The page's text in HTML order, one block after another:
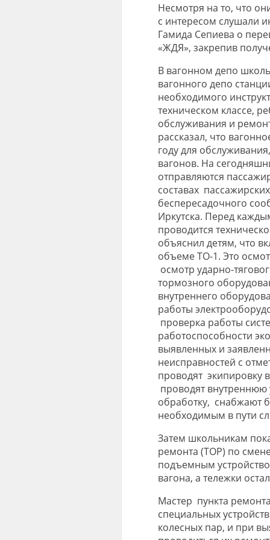
Несмотря на то, что
с интересом слушали
Гамида Сепиева о
«ЖДЯ», закрепив
В вагонном депо
вагонного депо
необходимого
техническом классе,
обслуживания и
рассказал, что
году для
вагонов. На
отправляются
составах
беспересадочного
Иркутска. Перед
проводится
объяснил детям, что
объеме ТО-1. Это
осмотр ударно-
тормозного
внутреннего
работы
проверка работы
работоспособности
выявленных и
неисправностей с
проводят экипировку
проводят
обработку, снабжают
необходимым в пути
Затем школьникам
ремонта (ТОР) по
подъемным
вагона, а тележки
Мастер пункта
специальных
колесных пар, и при